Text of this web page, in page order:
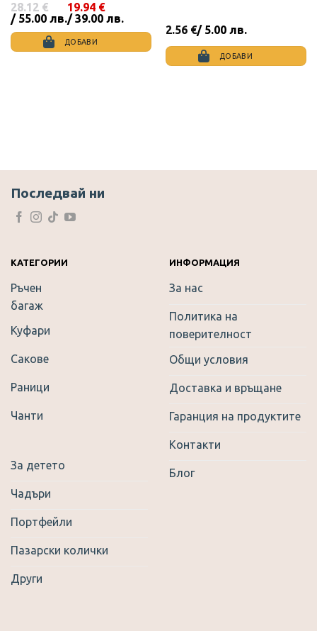
28.12 €
/ 55.00 лв.
Original
price
was:
28.12 €
19.94 €
/ 39.00 лв.
Текущата
цена
е:
19.94 €
ДОБАВИ
2.56 €/ 5.00 лв.
ДОБАВИ
Последвай ни
КАТЕГОРИИ
Ръчен
багаж
Куфари
Сакове
Раници
Чанти
За детето
Чадъри
Портфейли
Пазарски колички
Други
ИНФОРМАЦИЯ
За нас
Политика на
поверителност
Общи условия
Доставка и връщане
Гаранция на продуктите
Контакти
Блог